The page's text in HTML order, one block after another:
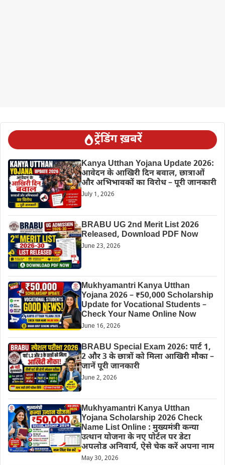
ट्रेंडिंग ख़बरें
Kanya Utthan Yojana Update 2026:
आवेदन के आखिरी दिन बवाल, छात्राओं
और अभिभावकों का विरोध – पूरी जानकारी
July 1, 2026
BRABU UG 2nd Merit List 2026
Released, Download PDF Now
June 23, 2026
Mukhyamantri Kanya Utthan
Yojana 2026 – ₹50,000 Scholarship
Update for Vocational Students –
Check Your Name Online Now
June 16, 2026
BRABU Special Exam 2026: पार्ट 1,
2 और 3 के छात्रों को मिला आखिरी मौका –
जानें पूरी जानकारी
June 2, 2026
Mukhyamantri Kanya Utthan
Yojana Scholarship 2026 Check
Name List Online : मुख्यमंत्री कन्या
उत्थान योजना के नए पोर्टल पर डेटा
अपलोड अनिवार्य, ऐसे चेक करें अपना नाम
May 30, 2026